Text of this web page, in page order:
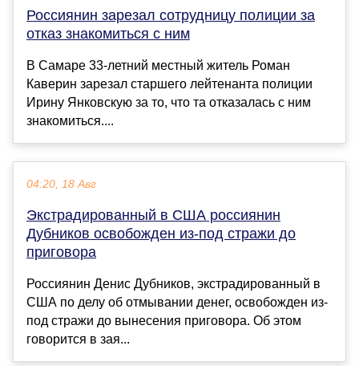
Россиянин зарезал сотрудницу полиции за
отказ знакомиться с ним
В Самаре 33-летний местный житель Роман
Каверин зарезал старшего лейтенанта полиции
Ирину Янковскую за то, что та отказалась с ним
знакомиться....
04:20, 18 Авг
Экстрадированный в США россиянин
Дубников освобожден из-под стражи до
приговора
Россиянин Денис Дубников, экстрадированный в
США по делу об отмывании денег, освобожден из-
под стражи до вынесения приговора. Об этом
говорится в зая...